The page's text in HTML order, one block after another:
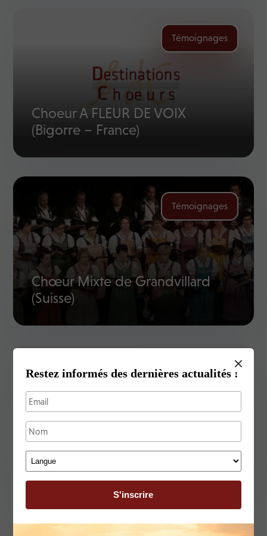
Restez informés des dernières actualités !
Témoignages
Choeur A FLEUR DE VOIX
(Bigorre – France)
Témoignages
Chœur Mixte de Grandvillard
(Suisse)
Témoignages
Chœur Mixte de Bulle (Suisse)